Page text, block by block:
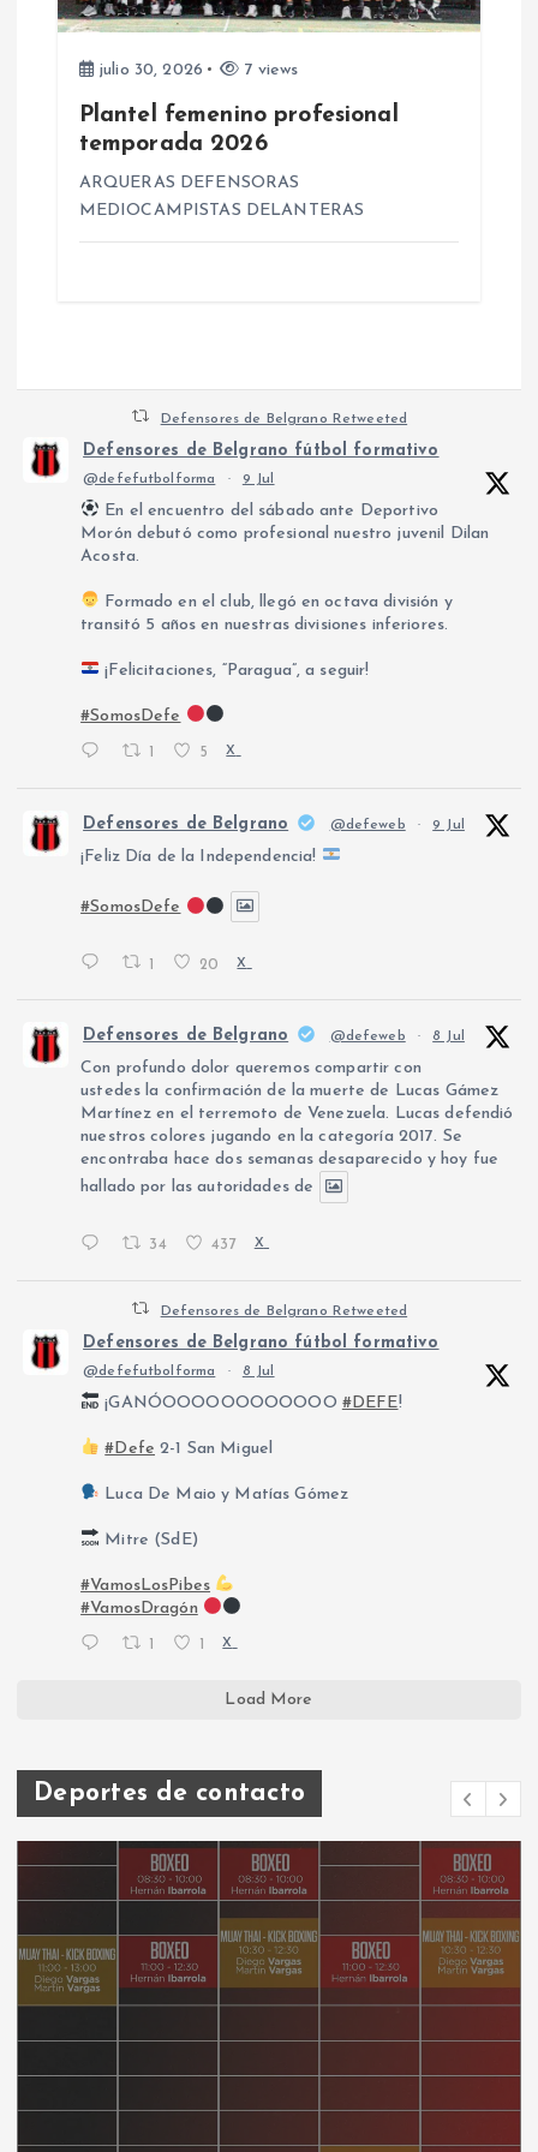
julio 30, 2026 7 views
Plantel femenino profesional
temporada 2026
ARQUERAS DEFENSORAS
MEDIOCAMPISTAS DELANTERAS
Defensores de Belgrano Retweeted
Defensores de Belgrano fútbol formativo
@defefutbolforma · 9 Jul
En el encuentro del sábado ante Deportivo
Morón debutó como profesional nuestro juvenil Dilan
Acosta.
Formado en el club, llegó en octava división y
transitó 5 años en nuestras divisiones inferiores.
¡Felicitaciones, “Paragua”, a seguir!
#SomosDefe
1 5 X
Defensores de Belgrano @defeweb · 9 Jul
¡Feliz Día de la Independencia!
#SomosDefe
1 20 X
Defensores de Belgrano @defeweb · 8 Jul
Con profundo dolor queremos compartir con
ustedes la confirmación de la muerte de Lucas Gámez
Martínez en el terremoto de Venezuela. Lucas defendió
nuestros colores jugando en la categoría 2017. Se
encontraba hace dos semanas desaparecido y hoy fue
hallado por las autoridades de
34 437 X
Defensores de Belgrano Retweeted
Defensores de Belgrano fútbol formativo
@defefutbolforma · 8 Jul
¡GANÓOOOOOOOOOOOO #DEFE!
#Defe 2-1 San Miguel
Luca De Maio y Matías Gómez
Mitre (SdE)
#VamosLosPibes
#VamosDragón
X
Load More
Deportes de contacto